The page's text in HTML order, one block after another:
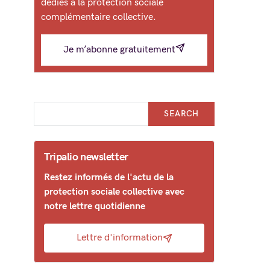
dédiés à la protection sociale
complémentaire collective.
Je m’abonne gratuitement
SEARCH
Tripalio newsletter
Restez informés de l'actu de la
protection sociale collective avec
notre lettre quotidienne
Lettre d'information